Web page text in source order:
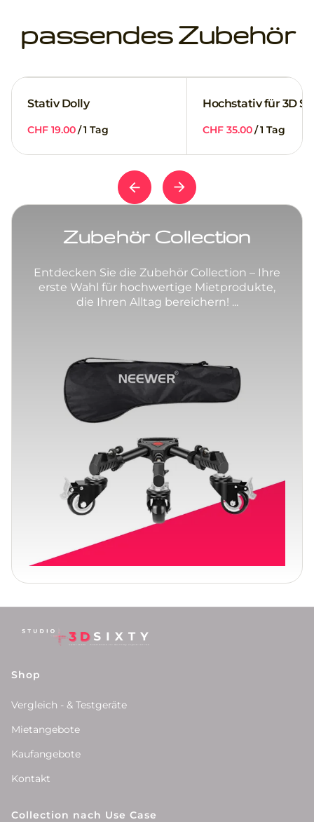
passendes Zubehör
Stativ Dolly
/
Hochstativ für 3D
/
Zubehör Collection
Entdecken Sie die Zubehör Collection – Ihre
erste Wahl für hochwertige Mietprodukte,
die Ihren Alltag bereichern! ...
Shop
Vergleich - & Testgeräte
Mietangebote
Kaufangebote
Kontakt
Collection nach Use Case